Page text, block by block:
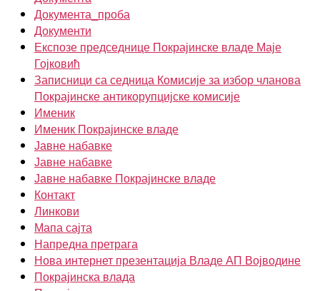
Документа_проба
Документи
Експозе председнице Покрајинске владе Маје
Гојковић
Записници са седница Комисије за избор чланова
Покрајинске антикорупцијске комисије
Именик
Именик Покрајинске владе
Јавне набавке
Јавне набавке
Јавне набавке Покрајинске владе
Контакт
Линкови
Мапа сајта
Напредна претрага
Нова интернет презентација Владе АП Војводине
Покрајинска влада